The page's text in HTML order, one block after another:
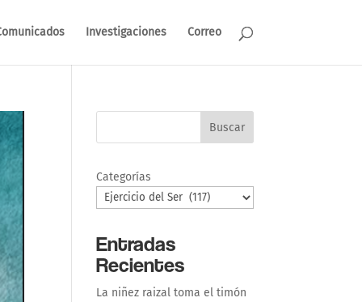
Investigaciones Correo
Buscar
Categorías
Entradas
Recientes
La niñez raizal toma el timón